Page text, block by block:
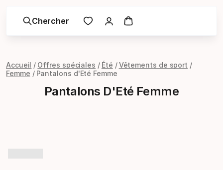
Chercher
Accueil Offres spéciales Été
Vêtements de sport
Femme
Pantalons d'Eté Femme
Pantalons D'Eté Femme